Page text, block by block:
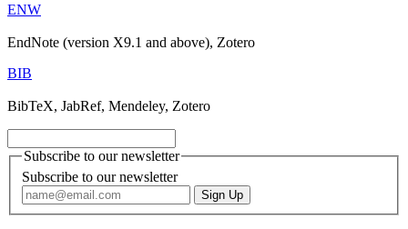
ENW
EndNote (version X9.1 and above), Zotero
BIB
BibTeX, JabRef, Mendeley, Zotero
Subscribe to our newsletter
Subscribe to our newsletter